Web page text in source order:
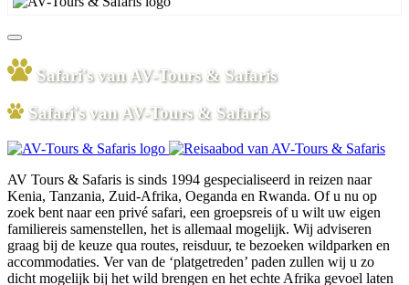
Safari's van AV-Tours & Safaris
Safari's van AV-Tours & Safaris
AV Tours & Safaris is sinds 1994 gespecialiseerd in reizen naar
Kenia, Tanzania, Zuid-Afrika, Oeganda en Rwanda. Of u nu op
zoek bent naar een privé safari, een groepsreis of u wilt uw eigen
familiereis samenstellen, het is allemaal mogelijk. Wij adviseren
graag bij de keuze qua routes, reisduur, te bezoeken wildparken en
accommodaties. Ver van de ‘platgetreden’ paden zullen wij u zo
dicht mogelijk bij het wild brengen en het echte Afrika gevoel laten